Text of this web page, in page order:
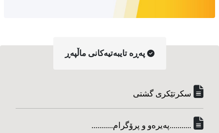
په‌ڕه‌ تایبه‌تیه‌کانی ماڵپه‌ڕ
سکرتێکری گشتی
...........په‌یره‌و و پرۆگرام...........